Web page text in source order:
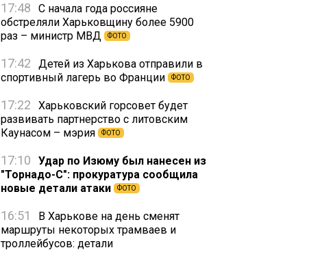
17:48
С начала года россияне
обстреляли Харьковщину более 5900
раз – министр МВД
ФОТО
17:42
Детей из Харькова отправили в
спортивный лагерь во Франции
ФОТО
17:22
Харьковский горсовет будет
развивать партнерство с литовским
Каунасом – мэрия
ФОТО
17:10
Удар по Изюму был нанесен из
"Торнадо-С": прокуратура сообщила
новые детали атаки
ФОТО
16:51
В Харькове на день сменят
маршруты некоторых трамваев и
троллейбусов: детали